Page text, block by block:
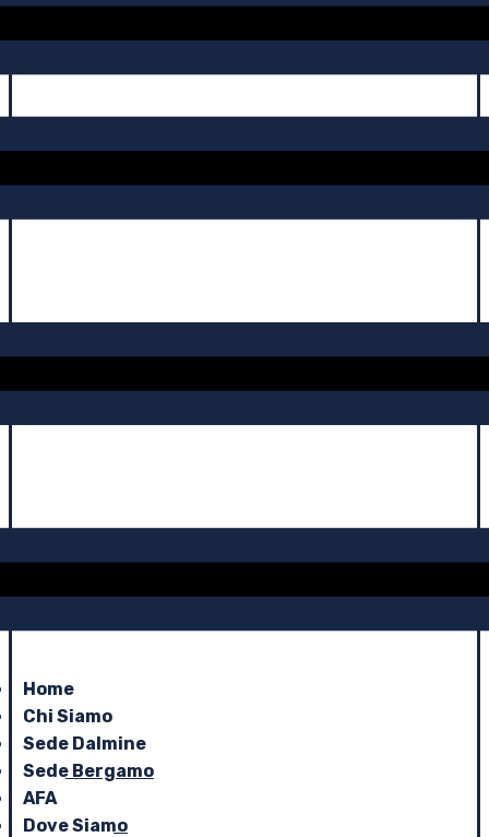
Home
Chi Siamo
Sede Dalmine
Sede Bergamo
AFA
Dove Siamo